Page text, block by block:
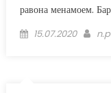
равона менамоем.
Posted on
15.07.2020